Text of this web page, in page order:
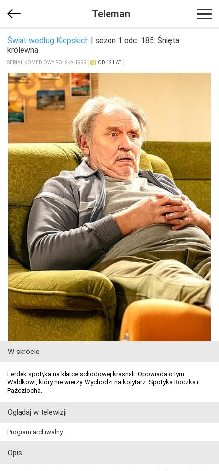
Teleman
Świat według Kiepskich | sezon 1 odc. 185: Śnięta
królewna
SERIAL KOMEDIOWY POLSKA 1999 OD 12 LAT
W skrócie
Ferdek spotyka na klatce schodowej krasnali. Opowiada o tym
Waldkowi, który nie wierzy. Wychodzi na korytarz. Spotyka Boczka i
Paździocha.
Oglądaj w telewizji
Program archiwalny.
Opis